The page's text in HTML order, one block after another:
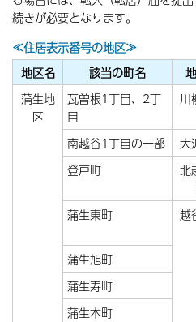
続きが必要となります。
≪住居表示番号の地区≫
地区名
該当の町名
蒲生地
区
瓦曽根1丁目、2丁
目
川
南越谷1丁目の一部 大
登戸町
北
蒲生東町
越
蒲生旭町
蒲生寿町
蒲生本町